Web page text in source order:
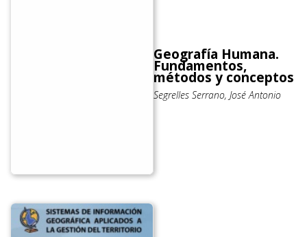
Geografía Humana.
Fundamentos,
métodos y conceptos
Segrelles Serrano, José Antonio